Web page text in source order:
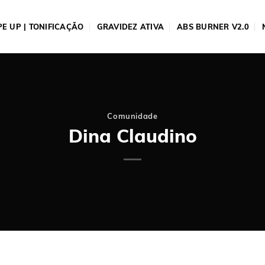
UP | TONIFICAÇÃO GRAVIDEZ ATIVA ABS BURNER V2.0
Comunidade
Dina Claudino